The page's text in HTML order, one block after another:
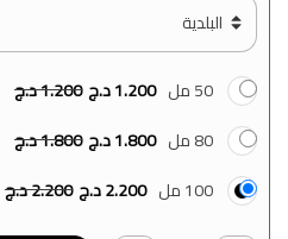
50 مل 1.200د.ج1.200د.ج
80 مل
1.800د.ج1.800د.ج
100 مل
2.200د.ج2.200د.ج